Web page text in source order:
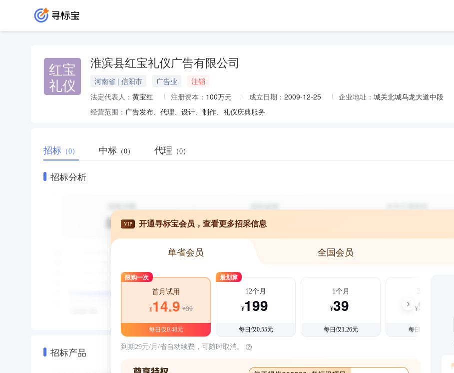
红宝
礼仪
淮滨县红宝礼仪广告有限公司
河南省 | 信阳市 广告业
注销
法定代表人： 黄宝红 注册资本： 100万元 成立日期： 2009-12-25 企业地址： 城关北城乌龙大道中段
经营范围： 广告发布、代理、设计、制作、礼仪庆典服务
招标 （0） 中标 （0） 代理 （0）
招标分析
招标产品
VIP 开通寻标宝会员，查看更多招采信息
单省会员 全国会员
限购一次
首月试用
¥14.9 ¥39
每日仅0.48元
最划算
12个月
¥199
每日仅0.55元
1个月
¥39
每日仅1.26元
3个月
¥99
每日仅1.08元
到期29元/月/省自动续费，可随时取消。